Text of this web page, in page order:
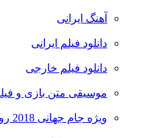
آهنگ ایرانی
دانلود فیلم ایرانی
دانلود فیلم خارجی
موسیقی متن بازی و
ویژه جام جهانی 2018 روسیه